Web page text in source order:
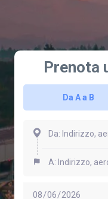
Prenota
Da A a B